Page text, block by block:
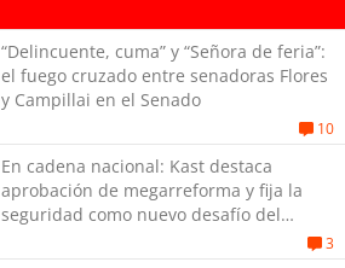
“Delincuente, cuma” y “Señora de feria”:
el fuego cruzado entre senadoras Flores
y Campillai en el Senado
10
En cadena nacional: Kast destaca
aprobación de megarreforma y fija la
seguridad como nuevo desafío del
3